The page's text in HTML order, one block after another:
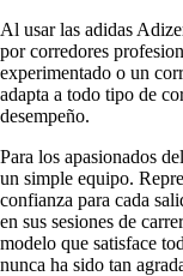
Al usar las adidas
por corredores
experimentado o un
adapta a todo tipo de
desempeño.
Para los apasionados
un simple equipo.
confianza para cada
en sus sesiones de
modelo que satisface
nunca ha sido tan